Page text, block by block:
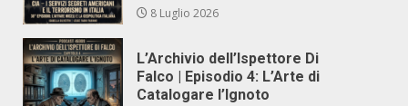
8 Luglio 2026
L’Archivio dell’Ispettore Di
Falco | Episodio 4: L’Arte di
Catalogare l’Ignoto